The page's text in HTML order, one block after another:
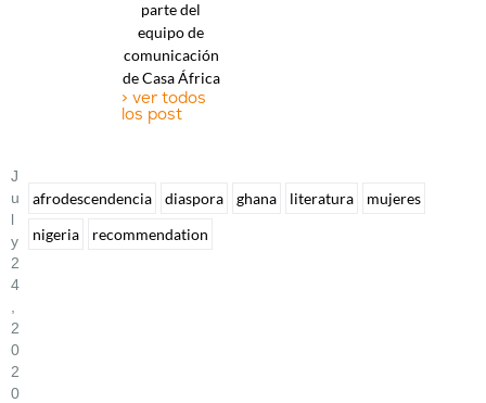
parte del
equipo de
comunicación
de Casa África
> ver todos
los post
J
U
L
Y
2
4
2
0
2
0
afrodescendencia diaspora ghana literatura
mujeres
nigeria
recommendation